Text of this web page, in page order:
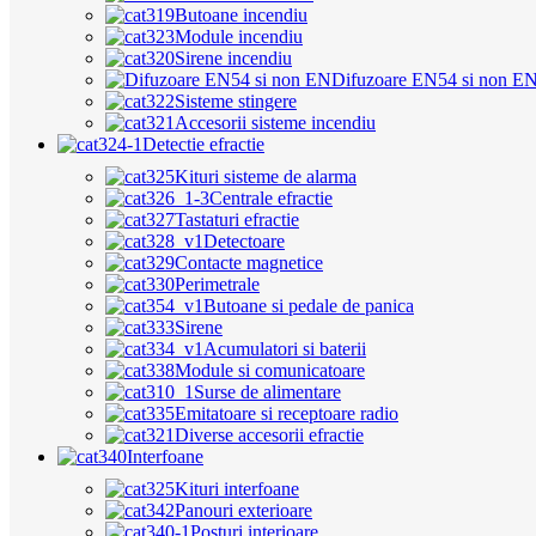
Butoane incendiu
Module incendiu
Sirene incendiu
Difuzoare EN54 si non
Sisteme stingere
Accesorii sisteme incendiu
Detectie efractie
Kituri sisteme de alarma
Centrale efractie
Tastaturi efractie
Detectoare
Contacte magnetice
Perimetrale
Butoane si pedale de panica
Sirene
Acumulatori si baterii
Module si comunicatoare
Surse de alimentare
Emitatoare si receptoare radio
Diverse accesorii efractie
Interfoane
Kituri interfoane
Panouri exterioare
Posturi interioare